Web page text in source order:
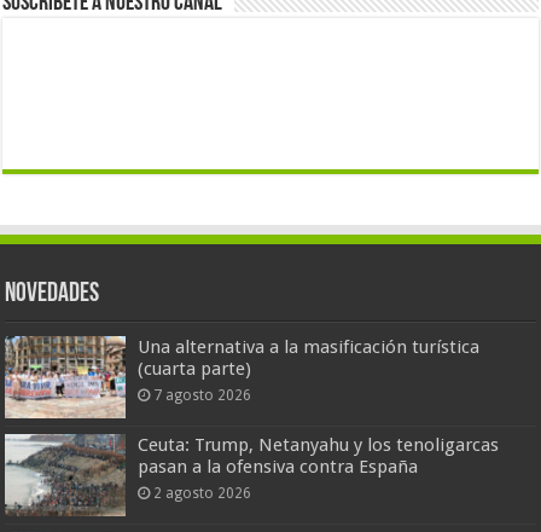
Novedades
Una alternativa a la masificación turística
(cuarta parte)
7 agosto 2026
Ceuta: Trump, Netanyahu y los tenoligarcas
pasan a la ofensiva contra España
2 agosto 2026